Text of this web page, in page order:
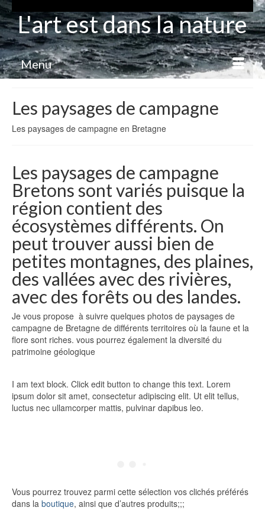
L'art est dans la nature
Menu
Les paysages de campagne
Les paysages de campagne en Bretagne
Les paysages de campagne
Bretons sont variés puisque la
région contient des
écosystèmes différents. On
peut trouver aussi bien de
petites montagnes, des plaines,
des vallées avec des rivières,
avec des forêts ou des landes.
Je vous propose à suivre quelques photos de paysages de
campagne de Bretagne de différents territoires où la faune et la
flore sont riches. vous pourrez également la diversité du
patrimoine géologique
I am text block. Click edit button to change this text. Lorem
ipsum dolor sit amet, consectetur adipiscing elit. Ut elit tellus,
luctus nec ullamcorper mattis, pulvinar dapibus leo.
Vous pourrez trouvez parmi cette sélection vos clichés préférés
dans la boutique, ainsi que d’autres produits;;;